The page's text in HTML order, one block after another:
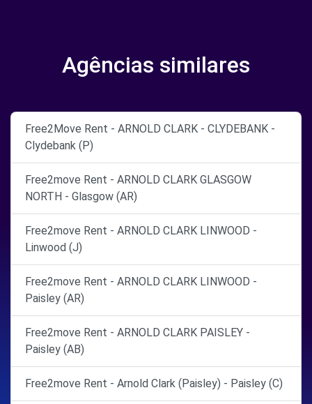
Agências similares
Free2Move Rent - ARNOLD CLARK - CLYDEBANK -
Clydebank (P)
Free2move Rent - ARNOLD CLARK GLASGOW
NORTH - Glasgow (AR)
Free2move Rent - ARNOLD CLARK LINWOOD -
Linwood (J)
Free2move Rent - ARNOLD CLARK LINWOOD -
Paisley (AR)
Free2move Rent - ARNOLD CLARK PAISLEY -
Paisley (AB)
Free2move Rent - Arnold Clark (Paisley) - Paisley (C)